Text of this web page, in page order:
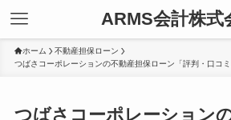
ARMS会計株式
ホーム
不動産担保ローン
つばさコーポレーションの不動産担保ローン「評判・口コ
つばさコーポレーション